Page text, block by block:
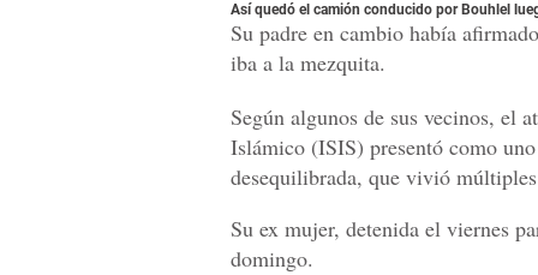
Así quedó el camión conducido por Bouhlel
Su padre en cambio había
iba a la mezquita.
Según algunos de sus vecinos, el
Islámico (ISIS) presentó como
desequilibrada, que vivió
Su ex mujer, detenida el viernes
domingo.